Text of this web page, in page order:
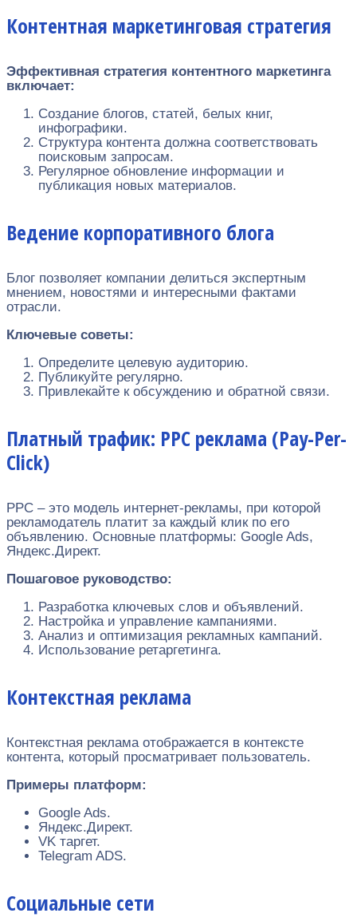
Контентная маркетинговая стратегия
Эффективная стратегия контентного маркетинга
включает:
Создание блогов, статей, белых книг,
инфографики.
Структура контента должна соответствовать
поисковым запросам.
Регулярное обновление информации и
публикация новых материалов.
Ведение корпоративного блога
Блог позволяет компании делиться экспертным
мнением, новостями и интересными фактами
отрасли.
Ключевые советы:
Определите целевую аудиторию.
Публикуйте регулярно.
Привлекайте к обсуждению и обратной связи.
Платный трафик: PPC реклама (Pay-Per-
Click)
PPC – это модель интернет-рекламы, при которой
рекламодатель платит за каждый клик по его
объявлению. Основные платформы: Google Ads,
Яндекс.Директ.
Пошаговое руководство:
Разработка ключевых слов и объявлений.
Настройка и управление кампаниями.
Анализ и оптимизация рекламных кампаний.
Использование ретаргетинга.
Контекстная реклама
Контекстная реклама отображается в контексте
контента, который просматривает пользователь.
Примеры платформ:
Google Ads.
Яндекс.Директ.
VK таргет.
Telegram ADS.
Социальные сети